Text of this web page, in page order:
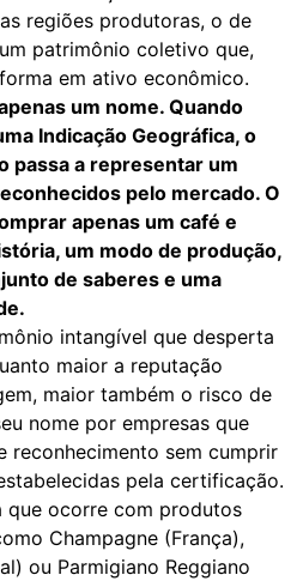
regiões produtoras, o de
patrimônio coletivo que,
em ativo econômico.
um nome. Quando
Indicação Geográfica, o
passa a representar um
pelo mercado. O
apenas um café e
um modo de produção,
de saberes e uma
intangível que desperta
maior a reputação
maior também o risco de
nome por empresas que
reconhecimento sem cumprir
pela certificação.
que ocorre com produtos
Champagne (França),
ou Parmigiano Reggiano